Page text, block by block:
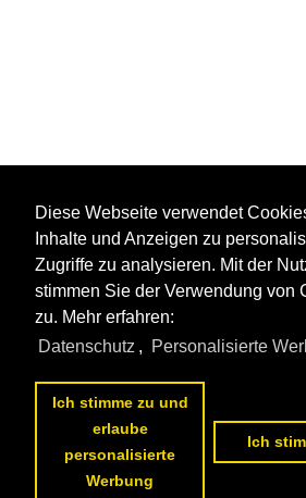
Diese Webseite verwendet
Inhalte und Anzeigen zu
Zugriffe zu analysieren. Mit der
stimmen Sie der Verwendung von
zu. Mehr erfahren:
Datenschutz , Personalisierte
Ich stimme zu und
erlaube
personalisierte
Werbung
Ich